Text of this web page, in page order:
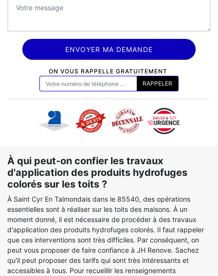
ON VOUS RAPPELLE GRATUITEMENT
À qui peut-on confier les travaux
d'application des produits hydrofuges
colorés sur les toits ?
À Saint Cyr En Talmondais dans le 85540, des opérations
essentielles sont à réaliser sur les toits des maisons. À un
moment donné, il est nécessaire de procéder à des travaux
d'application des produits hydrofuges colorés. Il faut rappeler
que ces interventions sont très difficiles. Par conséquent, on
peut vous proposer de faire confiance à JH Renove. Sachez
qu'il peut proposer des tarifs qui sont très intéressants et
accessibles à tous. Pour recueillir les renseignements